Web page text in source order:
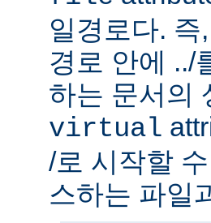
일경로다.
경로 안에 ../
하는 문서의
virtual
/로 시작할
스하는 파일